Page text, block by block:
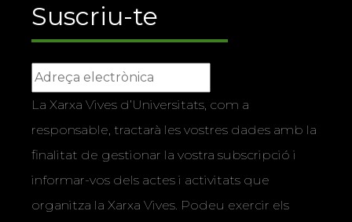
Suscriu-te
La Xarxa Vives d’Universitats, com a
responsable, tractarà les vostres dades amb la
finalitat de gestionar la vostra subscripció i
informar-vos dels actes i activitats que
organitza la Xarxa Vives. Podeu exercir els